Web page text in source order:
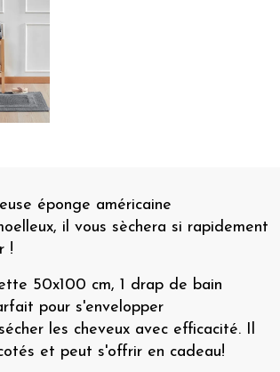
éponge américaine
il vous sèchera si rapidement
!
50x100 cm, 1 drap de bain
pour s'envelopper
les cheveux avec efficacité. Il
et peut s'offrir en cadeau!